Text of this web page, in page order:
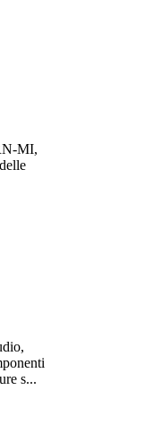
MI,
s...